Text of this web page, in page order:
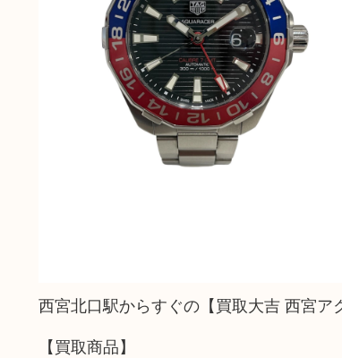
西宮北口駅からすぐの【買取大吉 西宮ア
【買取商品】